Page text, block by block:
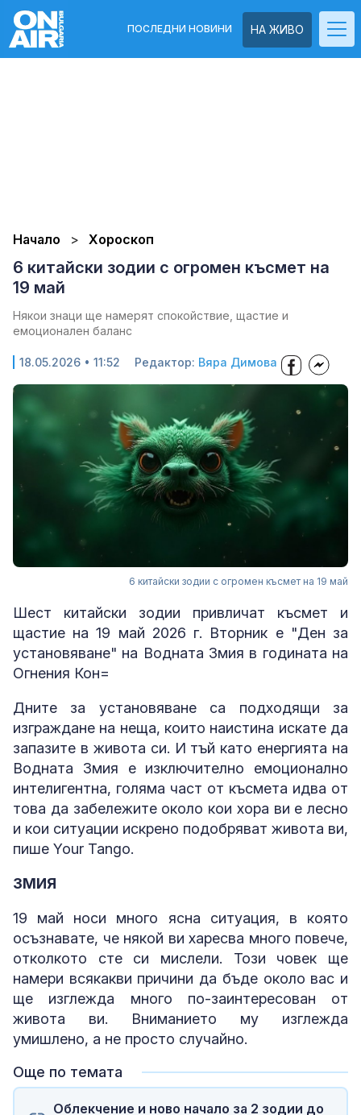
НА ЖИВО
ПОСЛЕДНИ НОВИНИ
Начало Хороскоп
6 китайски зодии с огромен късмет на
19 май
Някои знаци ще намерят спокойствие, щастие и
емоционален баланс
18.05.2026 • 11:52 Редактор: Вяра Димова
6 китайски зодии с огромен късмет на 19 май
Шест китайски зодии привличат късмет и
щастие на 19 май 2026 г. Вторник е "Ден за
установяване" на Водната Змия в годината на
Огнения Кон=
Дните за установяване са подходящи за
изграждане на неща, които наистина искате да
запазите в живота си. И тъй като енергията на
Водната Змия е изключително емоционално
интелигентна, голяма част от късмета идва от
това да забележите около кои хора ви е лесно
и кои ситуации искрено подобряват живота ви,
пише Your Tango.
ЗМИЯ
19 май носи много ясна ситуация, в която
осъзнавате, че някой ви харесва много повече,
отколкото сте си мислели. Този човек ще
намери всякакви причини да бъде около вас и
ще изглежда много по-заинтересован от
живота ви. Вниманието му изглежда
умишлено, а не просто случайно.
Още по темата
Облекчение и ново начало за 2 зодии до